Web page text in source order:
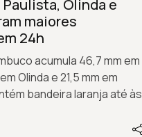
Paulista, Olinda e
maiores
24h
acumula 46,7 mm em
Olinda e 21,5 mm em
bandeira laranja até às